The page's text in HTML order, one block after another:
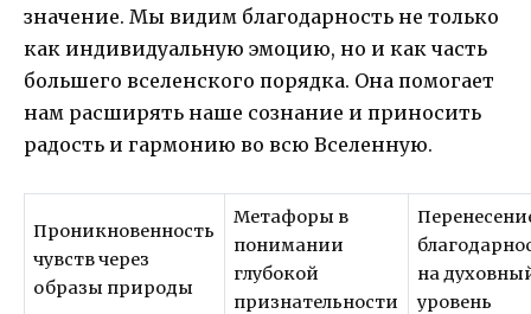
значение. Мы видим благодарность не только
как индивидуальную эмоцию, но и как часть
большего вселенского порядка. Она помогает
нам расширять наше сознание и приносить
радость и гармонию во всю Вселенную.
Проникновенность
чувств через
образы природы
Метафоры в
понимании
глубокой
признательности
на
уровень